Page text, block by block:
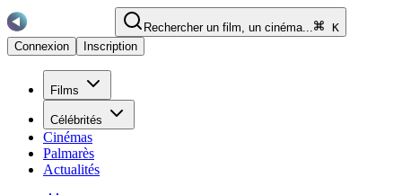
Rechercher un film, un cinéma...
K
Connexion
Inscription
Films
Célébrités
Cinémas
Palmarès
Actualités